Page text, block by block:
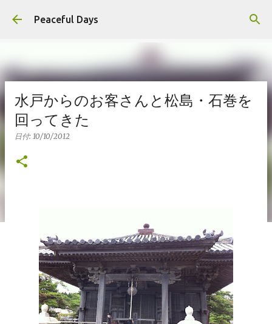
スキップしてメイン コンテンツに移動
Peaceful Days
水戸からのお客さんと松島・石巻を
回ってきた
日付: 10/10/2012